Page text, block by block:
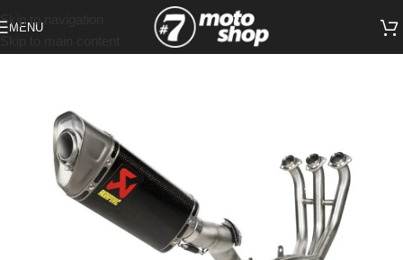
Skip to navigation
MENU